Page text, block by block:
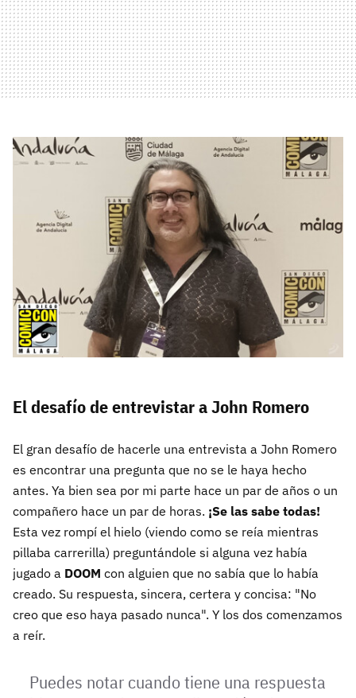
El desafío de entrevistar a John Romero
El gran desafío de hacerle una entrevista a John Romero
es encontrar una pregunta que no se le haya hecho
antes. Ya bien sea por mi parte hace un par de años o un
compañero hace un par de horas. ¡Se las sabe todas!
Esta vez rompí el hielo (viendo como se reía mientras
pillaba carrerilla) preguntándole si alguna vez había
jugado a DOOM con alguien que no sabía que lo había
creado. Su respuesta, sincera, certera y concisa: "No
creo que eso haya pasado nunca". Y los dos comenzamos
a reír.
Puedes notar cuando tiene una respuesta